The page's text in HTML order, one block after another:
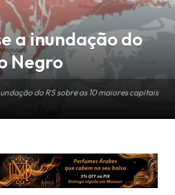
do RS sobre as 10 maiores capitais
a inundação do
Negro